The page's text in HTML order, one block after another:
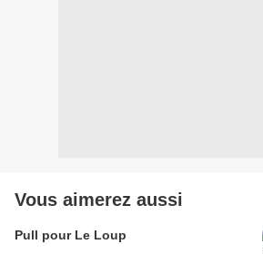
Vous aimerez aussi
Pull pour Le Loup